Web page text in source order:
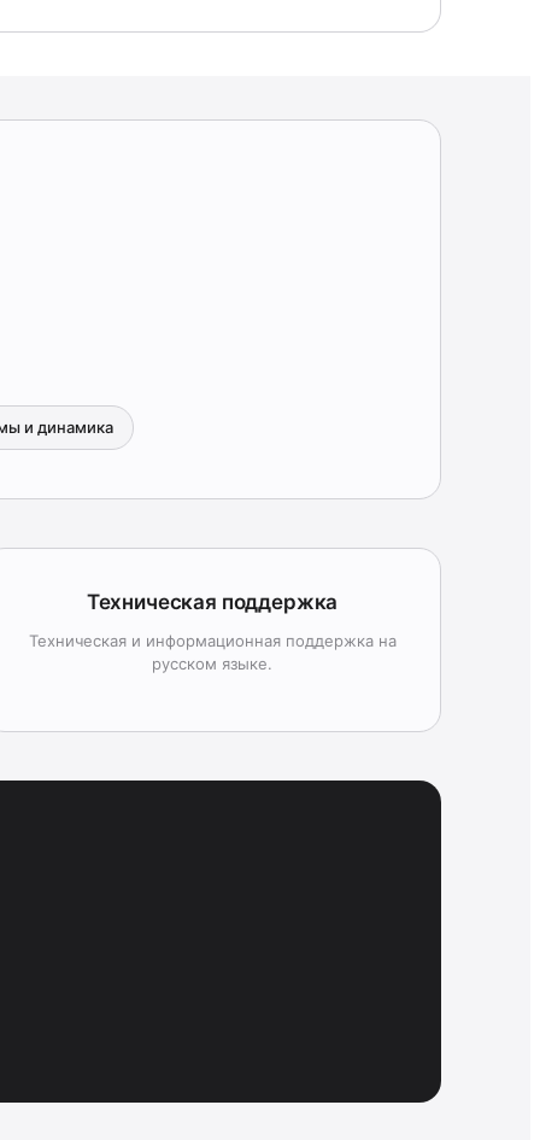
и динамика
Техническая поддержка
Техническая и информационная поддержка на
русском языке.